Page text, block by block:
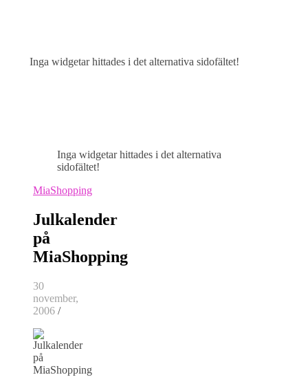
Inga widgetar hittades i det alternativa sidofältet!
Inga widgetar hittades i det alternativa
sidofältet!
MiaShopping
Julkalender
på
MiaShopping
30
november,
2006 /